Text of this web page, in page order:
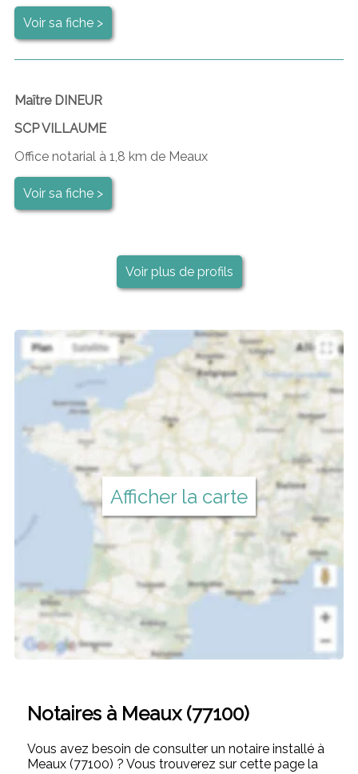
Voir sa fiche >
Maître DINEUR
SCP VILLAUME
Office notarial à 1,8 km de Meaux
Voir sa fiche >
Voir plus de profils
Afficher la carte
Notaires à Meaux (77100)
Vous avez besoin de consulter un notaire installé à
Meaux (77100) ? Vous trouverez sur cette page la